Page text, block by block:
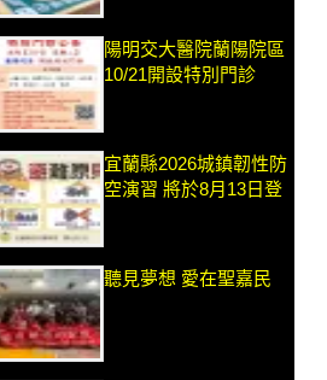
陽明交大醫院蘭陽院區
10/21開設特別門診
宜蘭縣2026城鎮韌性防
空演習 將於8月13日登
聽見夢想 愛在聖嘉民